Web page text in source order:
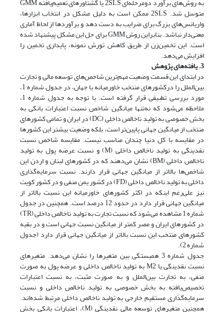
متوسل شد. 2SLS ممکن است به دلیل مشکل در انتخاب ابزارها،
واریانس‌های بزرگ برای ضرایب به دست دهد و برآوردها از لحاظ آماری
معنی‌دار نباشد. بنابراین روش GMM برای حل این مشکل پیشنهاد شده
است. این تخمین‌زن از طریق کاهش تورش نمونه، پایداری تخمین را
افزایش می‌‌دهد.
3. یافته‌های پژوهش
در ابتدای این قسمت وضعیت مهم­‌ترین شاخص‌های توسعه مالی و تجارت
بین‌الملل را درکشورهای منتخب خاورمیانه با جهان، در جدول شماره 1،
مورد بررسی تطبیقی قرار گرفته است. با توجه به جدول شماره 1،
ملاحظه می‌شود که نه‌تنها میانگین شاخص نسبت اعتبارات بانکی به
بخش خصوصی به تولید ناخالص داخلی (DC) در ایران و تمامی کشورهای
منتخب از میانگین جهانی پایین‌­تر است، بلکه وضعیت بیشتر این کشورها
در مقایسه با کل دنیا چندان مناسب نیست. مقایسه شاخص نسبت
نقدینگی به تولید ناخالص داخلی (M) و نسبت عرضه پول به تولید
ناخالص داخلی (BM) نشان می‌دهند که در کشورهای لبنان و اردن این
شاخص‌ها بالاتر از میانگین جهانی قرار دارند. نسبت سرمایه‌گذاری
داخلی به تولید ناخالص داخلی (FD) در کشور یمن منفی و در کشور کویت
نیز علی‌رغم اینکه در اکثر کشورهای خاورمیانه این نسبت بالاتر از
میانگین جهانی قرار دارد در حدود 12 درصد است. همچنین در جدول
شماره 1 مشاهده می‌شود که نسبت تجارت به تولید ناخالص داخلی (TR)
در کشورهای ایران و مصر کمتر از میانگین نسبت جهانی است و در بقیه
کشورهای منتخب این نسبت بالاتر از میانگین جهانی قرار دارد (جدول
شماره 2).
جدول شماره 3 همبستگی بین متغیرها را نشان می‌دهد. متغیرهای
نسبت نقدینگی یا M2 به تولید ناخالص داخلی و عرضه پول به صورت
منفی، به تجارت بین‌الملل و به صورت مثبت، به نسبت اعتبارات
تخصیص‌یافته به بخش خصوصی به تولید ناخالص داخلی و نسبت
سرمایه‌گذاری مستقیم خارجی به تولید ناخالص داخلی مرتبط شده‌اند.
همچنین متغیرهای توسعه مالی نقدینگی (M)، اعتبارات بانکی بخش